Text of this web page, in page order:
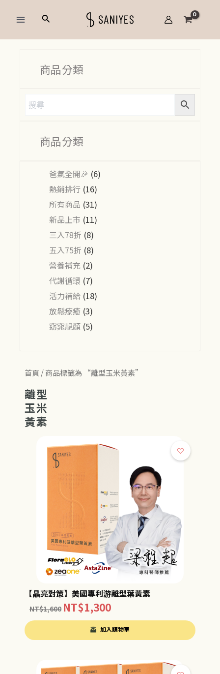
搜
商品分類
商品分類
爸氣全開🎉 (6)
熱銷排行 (16)
所有商品 (31)
新品上市 (11)
三入78折 (8)
五入75折 (8)
營養補充 (2)
代謝循環 (7)
活力補給 (18)
放鬆療癒 (3)
窈窕靚顏 (5)
首頁 / 商品標籤為 “離型玉米黃素”
離型
玉米
黃素
【晶亮對策】美國專利游離型葉黃素
NT$1,600 NT$1,300
加入購物車